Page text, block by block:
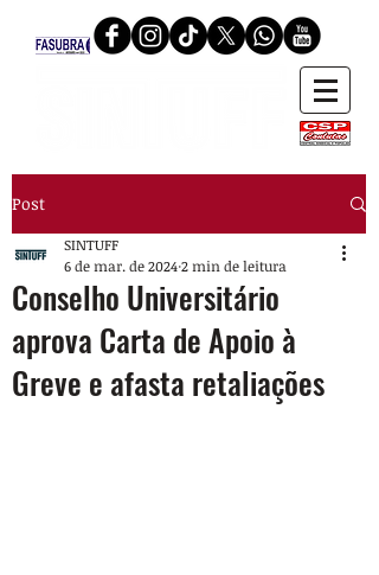
Post
Conselho Universitário
aprova Carta de Apoio à
Greve e afasta retaliações
SINTUFF
6 de mar. de 20242 min de leitura